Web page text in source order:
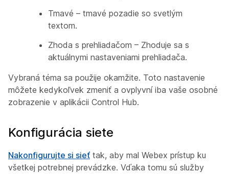
Tmavé – tmavé pozadie so svetlým
textom.
Zhoda s prehliadačom – Zhoduje sa s
aktuálnymi nastaveniami prehliadača.
Vybraná téma sa použije okamžite. Toto nastavenie
môžete kedykoľvek zmeniť a ovplyvní iba vaše osobné
zobrazenie v aplikácii Control Hub.
Konfigurácia siete
Nakonfigurujte si sieť tak, aby mal Webex prístup ku
všetkej potrebnej prevádzke. Vďaka tomu sú služby